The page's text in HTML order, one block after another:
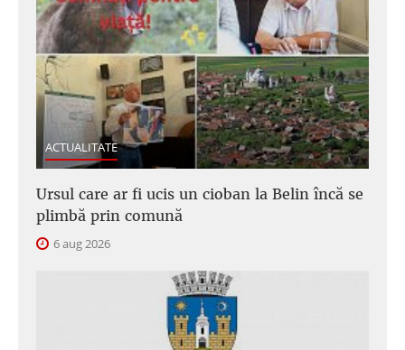
ACTUALITATE
Ursul care ar fi ucis un cioban la Belin încă se
plimbă prin comună
6 aug 2026